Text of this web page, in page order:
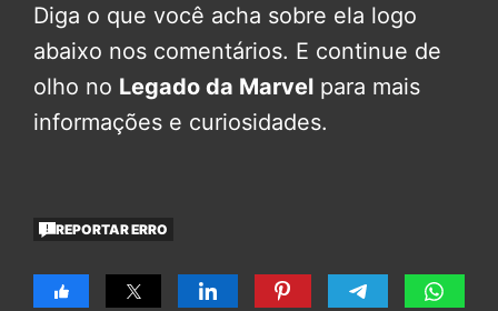
Diga o que você acha sobre ela logo
abaixo nos comentários. E continue de
olho no Legado da Marvel para mais
informações e curiosidades.
REPORTAR ERRO